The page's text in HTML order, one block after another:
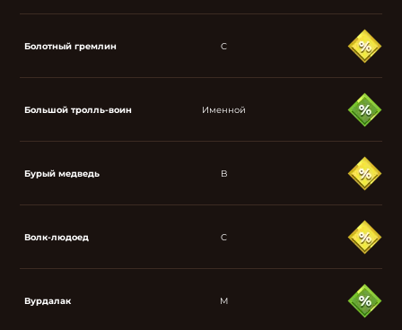
Болотный гремлин C
Большой тролль-воин Именной
Бурый медведь B
Волк-людоед C
Вурдалак M